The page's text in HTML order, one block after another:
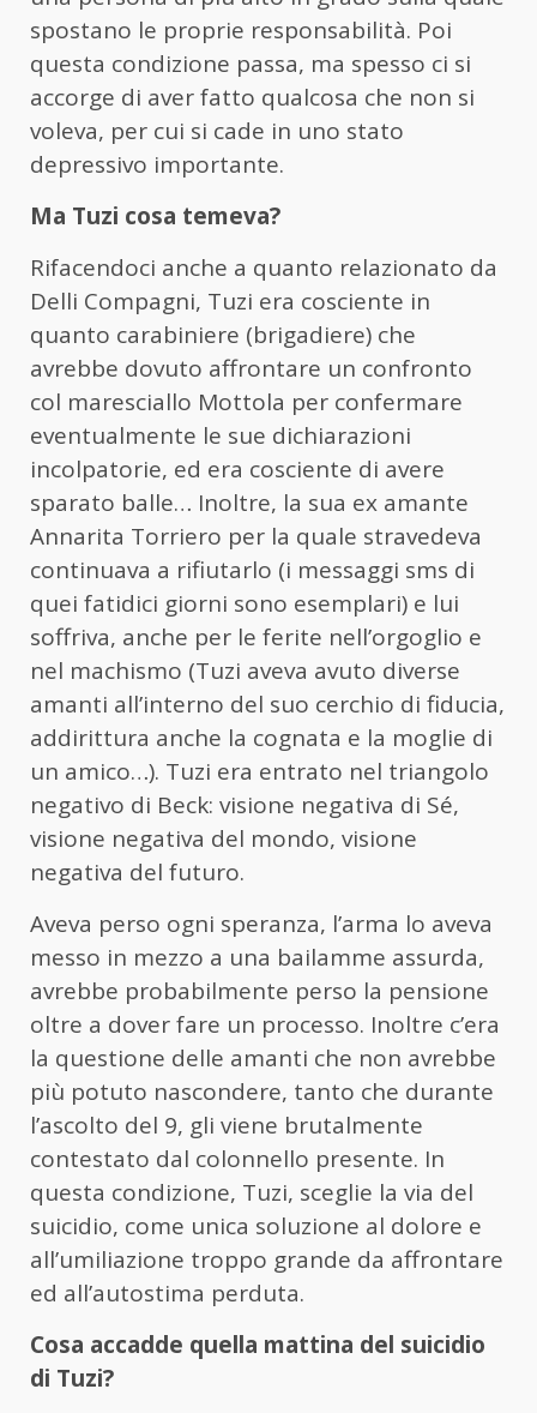
spostano le proprie responsabilità. Poi
questa condizione passa, ma spesso ci si
accorge di aver fatto qualcosa che non si
voleva, per cui si cade in uno stato
depressivo importante.
Ma Tuzi cosa temeva?
Rifacendoci anche a quanto relazionato da
Delli Compagni, Tuzi era cosciente in
quanto carabiniere (brigadiere) che
avrebbe dovuto affrontare un confronto
col maresciallo Mottola per confermare
eventualmente le sue dichiarazioni
incolpatorie, ed era cosciente di avere
sparato balle… Inoltre, la sua ex amante
Annarita Torriero per la quale stravedeva
continuava a rifiutarlo (i messaggi sms di
quei fatidici giorni sono esemplari) e lui
soffriva, anche per le ferite nell’orgoglio e
nel machismo (Tuzi aveva avuto diverse
amanti all’interno del suo cerchio di fiducia,
addirittura anche la cognata e la moglie di
un amico…). Tuzi era entrato nel triangolo
negativo di Beck: visione negativa di Sé,
visione negativa del mondo, visione
negativa del futuro.
Aveva perso ogni speranza, l’arma lo aveva
messo in mezzo a una bailamme assurda,
avrebbe probabilmente perso la pensione
oltre a dover fare un processo. Inoltre c’era
la questione delle amanti che non avrebbe
più potuto nascondere, tanto che durante
l’ascolto del 9, gli viene brutalmente
contestato dal colonnello presente. In
questa condizione, Tuzi, sceglie la via del
suicidio, come unica soluzione al dolore e
all’umiliazione troppo grande da affrontare
ed all’autostima perduta.
Cosa accadde quella mattina del suicidio
di Tuzi?